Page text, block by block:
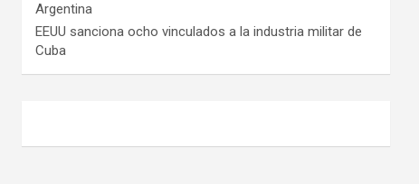
Argentina
EEUU sanciona ocho vinculados a la industria militar de
Cuba